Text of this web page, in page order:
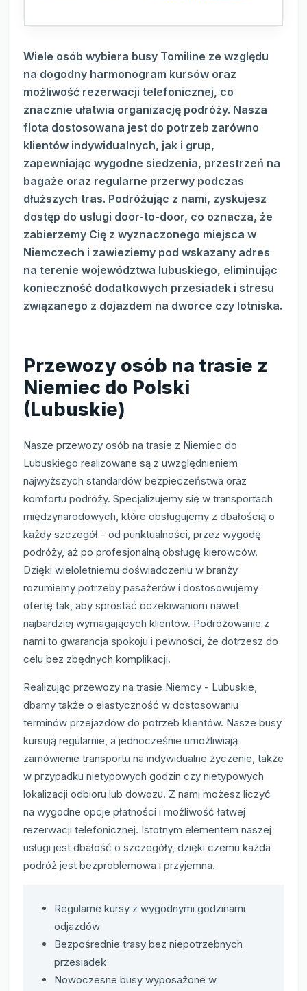
Wiele osób wybiera busy Tomiline ze względu
na dogodny harmonogram kursów oraz
możliwość rezerwacji telefonicznej, co
znacznie ułatwia organizację podróży. Nasza
flota dostosowana jest do potrzeb zarówno
klientów indywidualnych, jak i grup,
zapewniając wygodne siedzenia, przestrzeń na
bagaże oraz regularne przerwy podczas
dłuższych tras. Podróżując z nami, zyskujesz
dostęp do usługi door-to-door, co oznacza, że
zabierzemy Cię z wyznaczonego miejsca w
Niemczech i zawieziemy pod wskazany adres
na terenie województwa lubuskiego, eliminując
konieczność dodatkowych przesiadek i stresu
związanego z dojazdem na dworce czy lotniska.
Przewozy osób na trasie z
Niemiec do Polski
(Lubuskie)
Nasze przewozy osób na trasie z Niemiec do
Lubuskiego realizowane są z uwzględnieniem
najwyższych standardów bezpieczeństwa oraz
komfortu podróży. Specjalizujemy się w transportach
międzynarodowych, które obsługujemy z dbałością o
każdy szczegół - od punktualności, przez wygodę
podróży, aż po profesjonalną obsługę kierowców.
Dzięki wieloletniemu doświadczeniu w branży
rozumiemy potrzeby pasażerów i dostosowujemy
ofertę tak, aby sprostać oczekiwaniom nawet
najbardziej wymagających klientów. Podróżowanie z
nami to gwarancja spokoju i pewności, że dotrzesz do
celu bez zbędnych komplikacji.
Realizując przewozy na trasie Niemcy - Lubuskie,
dbamy także o elastyczność w dostosowaniu
terminów przejazdów do potrzeb klientów. Nasze busy
kursują regularnie, a jednocześnie umożliwiają
zamówienie transportu na indywidualne życzenie, także
w przypadku nietypowych godzin czy nietypowych
lokalizacji odbioru lub dowozu. Z nami możesz liczyć
na wygodne opcje płatności i możliwość łatwej
rezerwacji telefonicznej. Istotnym elementem naszej
usługi jest dbałość o szczegóły, dzięki czemu każda
podróż jest bezproblemowa i przyjemna.
Regularne kursy z wygodnymi godzinami
odjazdów
Bezpośrednie trasy bez niepotrzebnych
przesiadek
Nowoczesne busy wyposażone w